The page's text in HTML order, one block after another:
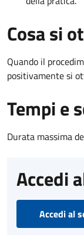
Cosa si
Quando il
positivamente si
Tempi e
Durata massima
Accedi
Accedi al